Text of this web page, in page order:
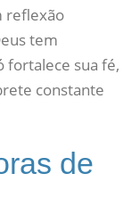
reflexão
tem
fortalece sua fé,
constante
de